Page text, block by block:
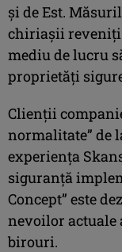
și de Est.
chiriașii
mediu de lucru
proprietăți
Clienții
normalitate” de
experiența
siguranță
Concept” este
nevoilor actuale
birouri.